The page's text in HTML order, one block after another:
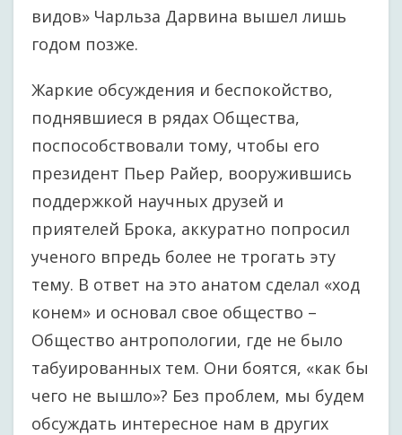
видов» Чарльза Дарвина вышел лишь
годом позже.
Жаркие обсуждения и беспокойство,
поднявшиеся в рядах Общества,
поспособствовали тому, чтобы его
президент Пьер Райер, вооружившись
поддержкой научных друзей и
приятелей Брока, аккуратно попросил
ученого впредь более не трогать эту
тему. В ответ на это анатом сделал «ход
конем» и основал свое общество –
Общество антропологии, где не было
табуированных тем. Они боятся, «как бы
чего не вышло»? Без проблем, мы будем
обсуждать интересное нам в других